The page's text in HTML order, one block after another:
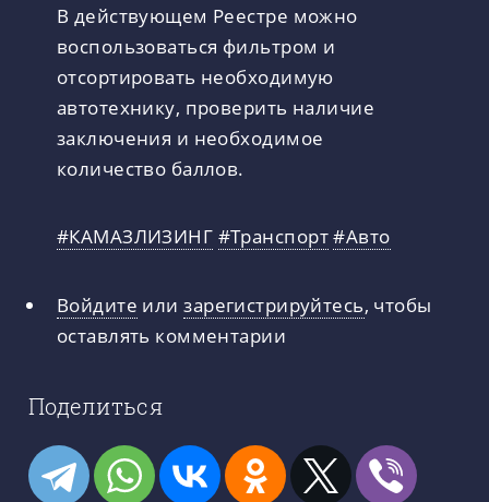
В действующем Реестре можно
воспользоваться фильтром и
отсортировать необходимую
автотехнику, проверить наличие
заключения и необходимое
количество баллов.
#КАМАЗЛИЗИНГ #Транспорт#Авто
Войдите илизарегистрируйтесь, чтобы
оставлять комментарии
Поделиться